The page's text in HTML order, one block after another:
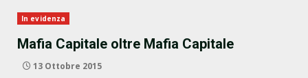
In evidenza
Mafia Capitale oltre Mafia Capitale
13 Ottobre 2015